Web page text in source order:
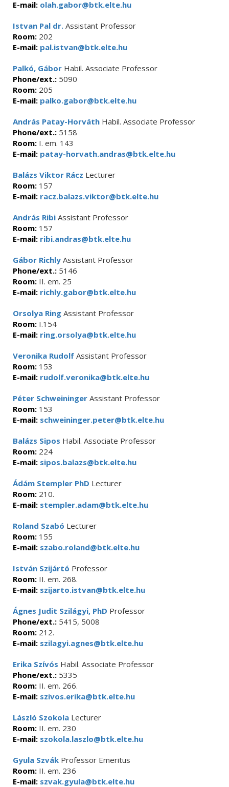
E-mail: olah.gabor@btk.elte.hu
Istvan Pal dr. Assistant Professor
Room: 202
E-mail: pal.istvan@btk.elte.hu
Palkó, Gábor Habil. Associate Professor
Phone/ext.: 5090
Room: 205
E-mail: palko.gabor@btk.elte.hu
András Patay-Horváth Habil. Associate Professor
Phone/ext.: 5158
Room: I. em. 143
E-mail: patay-horvath.andras@btk.elte.hu
Balázs Viktor Rácz Lecturer
Room: 157
E-mail: racz.balazs.viktor@btk.elte.hu
András Ribi Assistant Professor
Room: 157
E-mail: ribi.andras@btk.elte.hu
Gábor Richly Assistant Professor
Phone/ext.: 5146
Room: II. em. 25
E-mail: richly.gabor@btk.elte.hu
Orsolya Ring Assistant Professor
Room: I.154
E-mail: ring.orsolya@btk.elte.hu
Veronika Rudolf Assistant Professor
Room: 153
E-mail: rudolf.veronika@btk.elte.hu
Péter Schweininger Assistant Professor
Room: 153
E-mail: schweininger.peter@btk.elte.hu
Balázs Sipos Habil. Associate Professor
Room: 224
E-mail: sipos.balazs@btk.elte.hu
Ádám Stempler PhD Lecturer
Room: 210.
E-mail: stempler.adam@btk.elte.hu
Roland Szabó Lecturer
Room: 155
E-mail: szabo.roland@btk.elte.hu
István Szijártó Professor
Room: II. em. 268.
E-mail: szijarto.istvan@btk.elte.hu
Ágnes Judit Szilágyi, PhD Professor
Phone/ext.: 5415, 5008
Room: 212.
E-mail: szilagyi.agnes@btk.elte.hu
Erika Szívós Habil. Associate Professor
Phone/ext.: 5335
Room: II. em. 266.
E-mail: szivos.erika@btk.elte.hu
László Szokola Lecturer
Room: II. em. 230
E-mail: szokola.laszlo@btk.elte.hu
Gyula Szvák Professor Emeritus
Room: II. em. 236
E-mail: szvak.gyula@btk.elte.hu